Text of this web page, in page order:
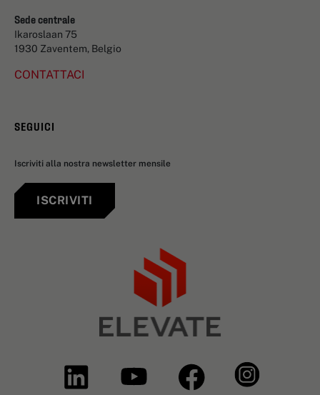
Sede centrale
Ikaroslaan 75
1930 Zaventem, Belgio
CONTATTACI
SEGUICI
Iscriviti alla nostra newsletter mensile
ISCRIVITI